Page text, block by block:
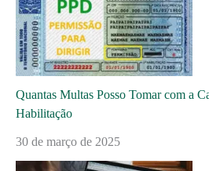
Quantas Multas Posso Tomar com a
Habilitação
30 de março de 2025